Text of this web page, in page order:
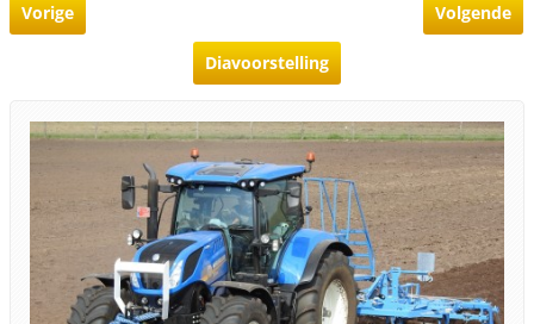
Vorige Volgende
Diavoorstelling